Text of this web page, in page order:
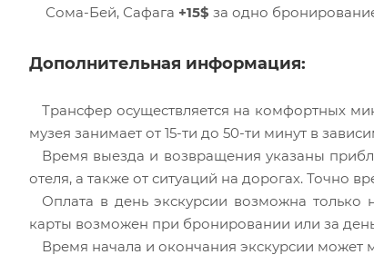
Сома-Бей, Сафага +15$ за одно
Дополнительная информация:
Трансфер осуществляется на комфортных
музея занимает от 15-ти до 50-ти минут в
Время выезда и возвращения указаны
отеля, а также от ситуаций на дорогах. Точно
Оплата в день экскурсии возможна
карты возможен при бронировании или за
Время начала и окончания экскурсии может